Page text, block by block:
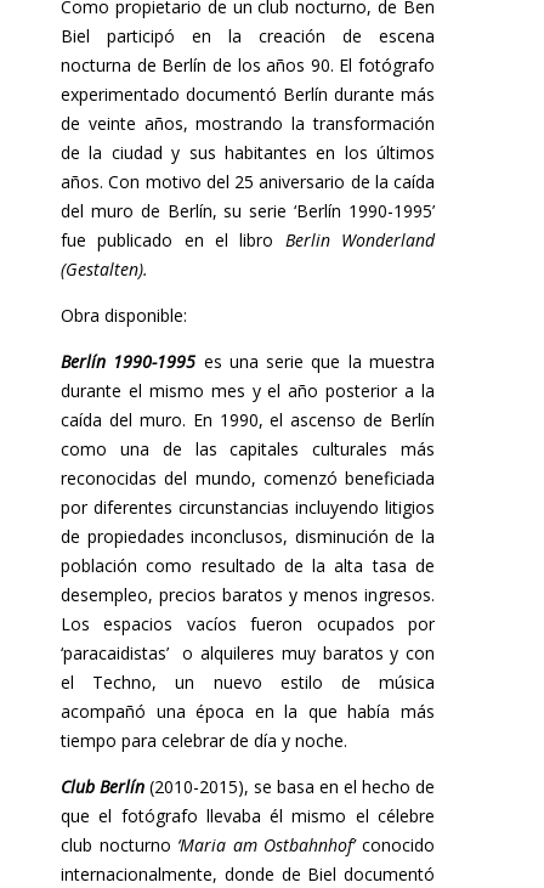
Como propietario de un club nocturno, de Ben
Biel participó en la creación de escena
nocturna de Berlín de los años 90. El fotógrafo
experimentado documentó Berlín durante más
de veinte años, mostrando la transformación
de la ciudad y sus habitantes en los últimos
años. Con motivo del 25 aniversario de la caída
del muro de Berlín, su serie ‘Berlín 1990-1995’
fue publicado en el libro Berlin Wonderland
(Gestalten).
Obra disponible:
Berlín 1990-1995 es una serie que la muestra
durante el mismo mes y el año posterior a la
caída del muro. En 1990, el ascenso de Berlín
como una de las capitales culturales más
reconocidas del mundo, comenzó beneficiada
por diferentes circunstancias incluyendo litigios
de propiedades inconclusos, disminución de la
población como resultado de la alta tasa de
desempleo, precios baratos y menos ingresos.
Los espacios vacíos fueron ocupados por
‘paracaidistas’ o alquileres muy baratos y con
el Techno, un nuevo estilo de música
acompañó una época en la que había más
tiempo para celebrar de día y noche.
Club Berlín (2010-2015), se basa en el hecho de
que el fotógrafo llevaba él mismo el célebre
club nocturno ‘Maria am Ostbahnhof’conocido
internacionalmente, donde de Biel documentó